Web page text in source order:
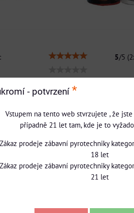
5/5 (2
Pinterest Reddit LinkedInWhatsApp
- potvrzení *
Vstupem na tento web stvrzujete , že
případně 21 let tam, kde je to
prodeje zábavní pyrotechniky
18 let
prodeje zábavní pyrotechniky
21 let